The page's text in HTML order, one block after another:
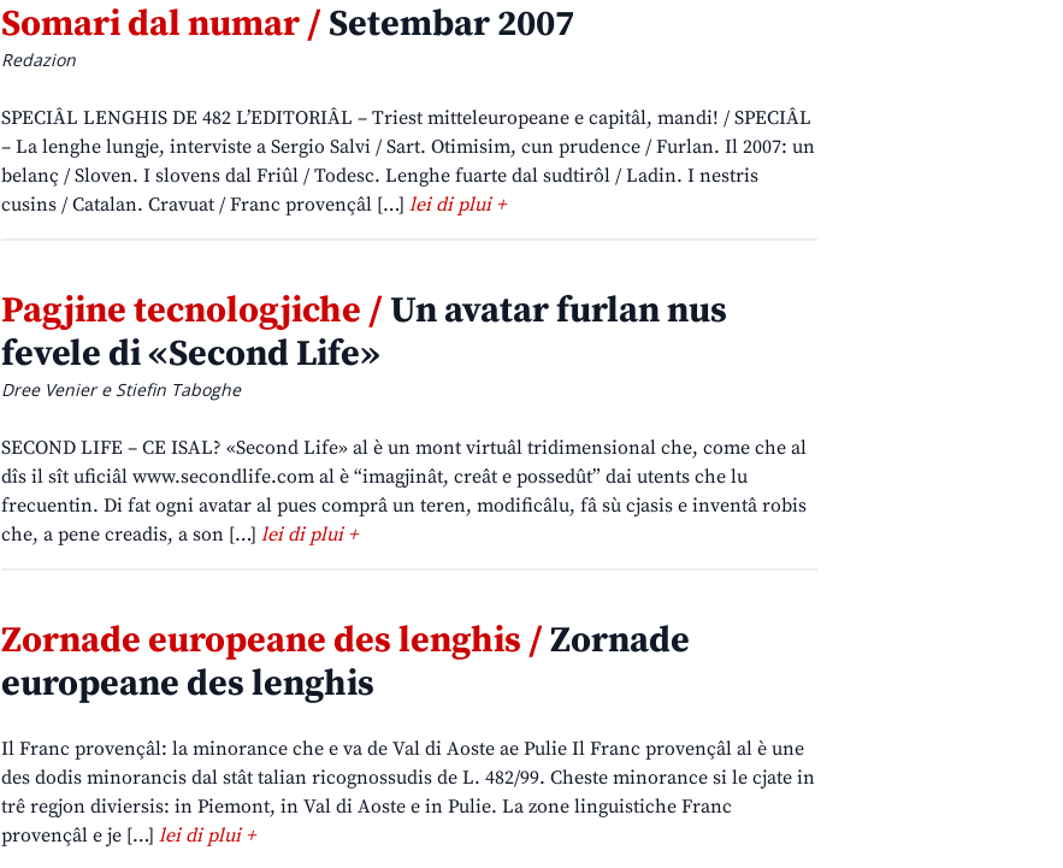
Somari dal numar /Setembar 2007
Redazion
SPECIÂL LENGHIS DE 482 L’EDITORIÂL – Triest mitteleuropeane e capitâl, mandi! / SPECIÂL
– La lenghe lungje, interviste a Sergio Salvi / Sart. Otimisim, cun prudence / Furlan. Il 2007: un
belanç / Sloven. I slovens dal Friûl / Todesc. Lenghe fuarte dal sudtirôl / Ladin. I nestris
cusins / Catalan. Cravuat / Franc provençâl […] lei di plui +
Pagjine tecnologjiche /Un avatar furlan nus
fevele di «Second Life»
Dree Venier e Stiefin Taboghe
SECOND LIFE – CE ISAL? «Second Life» al è un mont virtuâl tridimensional che, come che al
dîs il sît uficiâl www.secondlife.com al è “imagjinât, creât e possedût” dai utents che lu
frecuentin. Di fat ogni avatar al pues comprâ un teren, modificâlu, fâ sù cjasis e inventâ robis
che, a pene creadis, a son […] lei di plui +
Zornade europeane des lenghis /Zornade
europeane des lenghis
Il Franc provençâl: la minorance che e va de Val di Aoste ae Pulie Il Franc provençâl al è une
des dodis minorancis dal stât talian ricognossudis de L. 482/99. Cheste minorance si le cjate in
trê regjon diviersis: in Piemont, in Val di Aoste e in Pulie. La zone linguistiche Franc
provençâl e je […] lei di plui +